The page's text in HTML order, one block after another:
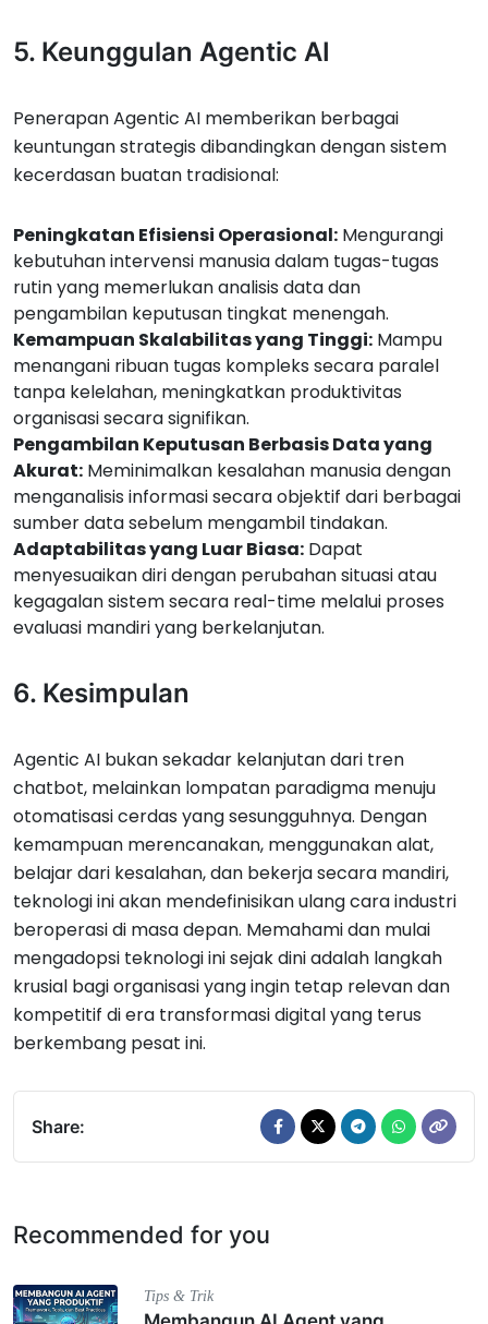
5. Keunggulan Agentic AI
Penerapan Agentic AI memberikan berbagai
keuntungan strategis dibandingkan dengan sistem
kecerdasan buatan tradisional:
Peningkatan Efisiensi Operasional: Mengurangi
kebutuhan intervensi manusia dalam tugas-tugas
rutin yang memerlukan analisis data dan
pengambilan keputusan tingkat menengah.
Kemampuan Skalabilitas yang Tinggi: Mampu
menangani ribuan tugas kompleks secara paralel
tanpa kelelahan, meningkatkan produktivitas
organisasi secara signifikan.
Pengambilan Keputusan Berbasis Data yang
Akurat: Meminimalkan kesalahan manusia dengan
menganalisis informasi secara objektif dari berbagai
sumber data sebelum mengambil tindakan.
Adaptabilitas yang Luar Biasa: Dapat
menyesuaikan diri dengan perubahan situasi atau
kegagalan sistem secara real-time melalui proses
evaluasi mandiri yang berkelanjutan.
6. Kesimpulan
Agentic AI bukan sekadar kelanjutan dari tren
chatbot, melainkan lompatan paradigma menuju
otomatisasi cerdas yang sesungguhnya. Dengan
kemampuan merencanakan, menggunakan alat,
belajar dari kesalahan, dan bekerja secara mandiri,
teknologi ini akan mendefinisikan ulang cara industri
beroperasi di masa depan. Memahami dan mulai
mengadopsi teknologi ini sejak dini adalah langkah
krusial bagi organisasi yang ingin tetap relevan dan
kompetitif di era transformasi digital yang terus
berkembang pesat ini.
Share:
Recommended for you
Tips & Trik